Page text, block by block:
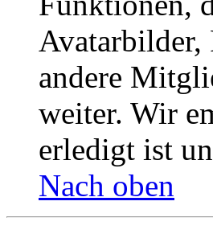
Avatarbilder,
andere
weiter. Wir
erledigt ist
Nach oben